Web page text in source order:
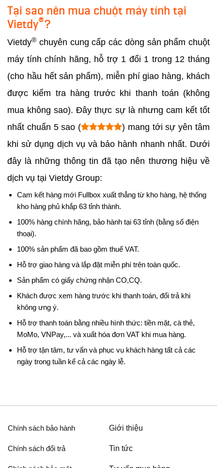
Tại sao nên mua chuột máy tính tại
Vietdy®?
Vietdy® chuyên cung cấp các dòng sản phẩm chuột
máy tính chính hãng, hỗ trợ 1 đổi 1 trong 12 tháng
(cho hầu hết sản phẩm), miễn phí giao hàng, khách
được kiểm tra hàng trước khi thanh toán (không
mua không sao). Đây thực sự là nhưng cam kết tốt
nhất chuẩn 5 sao (
) mang tới sự yên tâm
khi sử dụng dịch vụ và bảo hành nhanh nhất. Dưới
đây là những thông tin đã tạo nên thương hiệu về
dịch vụ tại Vietdy Group:
Cam kết hàng mới Fullbox xuất thẳng từ kho hàng, hệ thống
kho hàng phủ khắp 63 tỉnh thành.
100% hàng chính hãng, bảo hành tại 63 tỉnh (bằng số điện
thoại).
100% sản phẩm đã bao gồm thuế VAT.
Hỗ trợ giao hàng và lắp đặt miễn phí trên toàn quốc.
Sản phẩm có giấy chứng nhận CO,CQ.
Khách được xem hàng trước khi thanh toán, đổi trả khi
không ưng ý.
Hỗ trợ thanh toán bằng nhiều hình thức: tiền mặt, cà thẻ,
MoMo, VNPay,... và xuất hóa đơn VAT khi mua hàng.
Hỗ trợ tận tâm, tư vấn và phục vụ khách hàng tất cả các
ngày trong tuần kể cả các ngày lễ.
Chính sách bảo hành
Chính sách đổi trả
Giới thiệu
Tin tức